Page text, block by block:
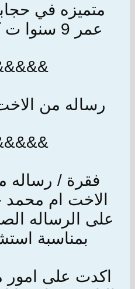
متميزه في
عمر 9 سنوا ت كحجاب وصلاة
رساله من
فقرة / رساله
الاخت ام
على الرساله
بمناسبة
اكدت على امور